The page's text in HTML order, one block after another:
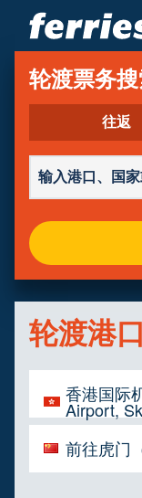
轮渡公司
轮渡目的地
轮渡航线
轮渡港口
管理预定
轮渡票务
往返
轮渡港
香港国际
Airport,
前往虎门